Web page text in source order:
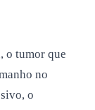
o tumor que
no
o